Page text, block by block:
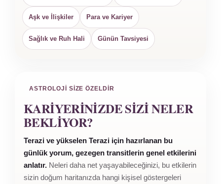
Aşk ve İlişkiler Para ve Kariyer
Sağlık ve Ruh Hali Günün Tavsiyesi
ASTROLOJI SIZE ÖZELDIR
KARIYERINIZDE SIZI NELER
BEKLIYOR?
Terazi ve yükselen Terazi için hazırlanan bu
günlük yorum, gezegen transitlerin genel etkilerini
anlatır. Neleri daha net yaşayabileceğinizi, bu etkilerin
sizin doğum haritanızda hangi kişisel göstergeleri